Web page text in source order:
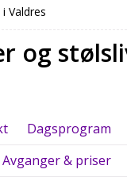
Valdres
og
Dagsprogram
Avganger & priser